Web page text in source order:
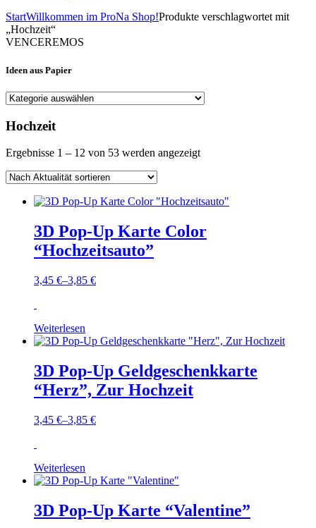
StartWillkommen im ProNa Shop!Produkte verschlagwortet mit
„Hochzeit“
VENCEREMOS
Ideen aus Papier
Hochzeit
Ergebnisse 1 – 12 von 53 werden angezeigtNach
3D Pop-Up Karte Color
“Hochzeitsauto”
3,45 €–3,85 €
Weiterlesen
3D Pop-Up Geldgeschenkkarte
“Herz”, Zur Hochzeit
3,45 €–3,85 €
Weiterlesen
3D Pop-Up Karte “Valentine”